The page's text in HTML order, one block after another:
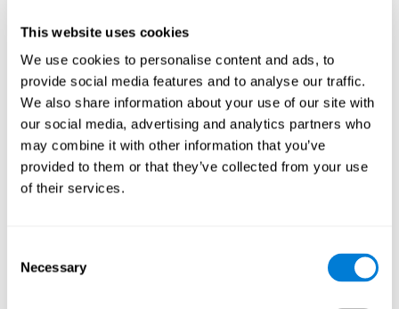
This website uses cookies
We use cookies to personalise content and ads, to
provide social media features and to analyse our traffic.
We also share information about your use of our site with
our social media, advertising and analytics partners who
may combine it with other information that you’ve
provided to them or that they’ve collected from your use
of their services.
Selection
Necessary
الدماغي ومهمة التقييم المعرفي تلقائيا. هكذا نستطيع أن ندرّب
ألعاب الذاكرة: ما هي التمارين
لتدريب الذاكرة لكوجنيفيت؟
يتألف تدريب الذاكرة لكوجنيفيت من ألعاب مختلفة على الإنترنت.
يرتكز بعضها على مطالب كثيرة من جهاز الذاكرة، ويرتكز الألعاب
ذاكرتنا أنواع المعلومات مختلفة. ننشّط بهذا اللعب الأنماط العصبية
المسؤولة عنن القدرة على حفظ الذكريات. يساعد تحسّن هذه